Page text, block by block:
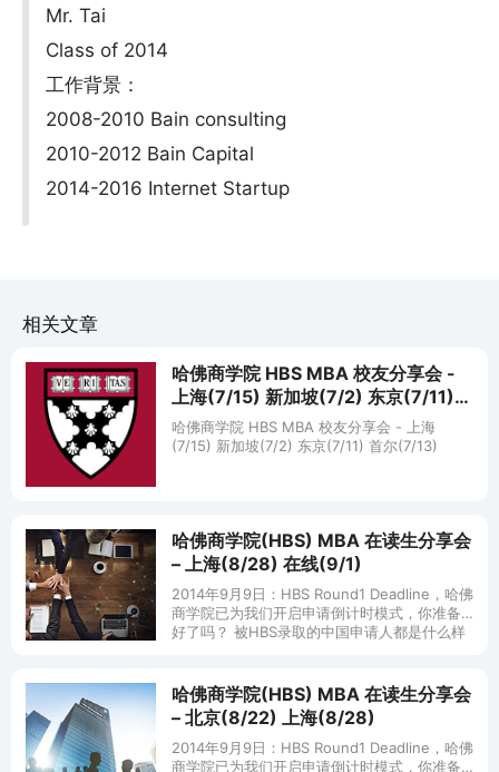
Mr. Tai
Class of 2014
工作背景：
2008-2010 Bain consulting
2010-2012 Bain Capital
2014-2016 Internet Startup
相关文章
哈佛商学院 HBS MBA 校友分享会 -
上海(7/15) 新加坡(7/2) 东京(7/11)
首尔(7/13)
哈佛商学院 HBS MBA 校友分享会 - 上海
(7/15) 新加坡(7/2) 东京(7/11) 首尔(7/13)
哈佛商学院(HBS) MBA 在读生分享会
– 上海(8/28) 在线(9/1)
2014年9月9日：HBS Round1 Deadline，哈佛
商学院已为我们开启申请倒计时模式，你准备
好了吗？ 被HBS录取的中国申请人都是什么样
哈佛商学院(HBS) MBA 在读生分享会
– 北京(8/22) 上海(8/28)
2014年9月9日：HBS Round1 Deadline，哈佛
商学院已为我们开启申请倒计时模式，你准备